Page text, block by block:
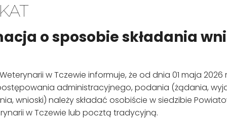
Wniosek o zapewnienie dostępności
o sposobie składania
w Tczewie informuje, że od dnia 01 maja 2026
administracyjnego, podania (żądania,
wnioski) należy składać osobiście w siedzibie
w Tczewie lub pocztą tradycyjną.